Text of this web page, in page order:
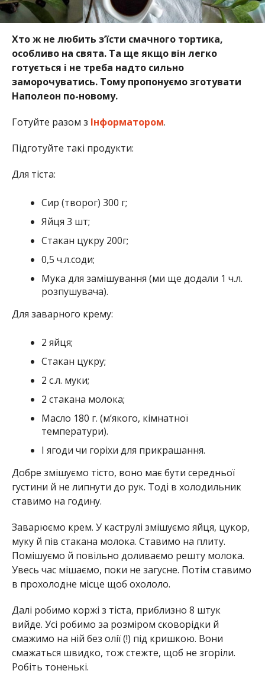
Хто ж не любить з’їсти смачного тортика,
особливо на свята. Та ще якщо він легко
готується і не треба надто сильно
заморочуватись. Тому пропонуємо зготувати
Наполеон по-новому.
Готуйте разом з Інформатором.
Підготуйте такі продукти:
Для тіста:
Сир (творог) 300 г;
Яйця 3 шт;
Стакан цукру 200г;
0,5 ч.л.соди;
Мука для замішування (ми ще додали 1 ч.л.
розпушувача).
Для заварного крему:
2 яйця;
Стакан цукру;
2 с.л. муки;
2 стакана молока;
Масло 180 г. (м’якого, кімнатної
температури).
І ягоди чи горіхи для прикрашання.
Добре змішуємо тісто, воно має бути середньої
густини й не липнути до рук. Тоді в холодильник
ставимо на годину.
Заварюємо крем. У каструлі змішуємо яйця, цукор,
муку й пів стакана молока. Ставимо на плиту.
Помішуємо й повільно доливаємо решту молока.
Увесь час мішаємо, поки не загусне. Потім ставимо
в прохолодне місце щоб охололо.
Далі робимо коржі з тіста, приблизно 8 штук
вийде. Усі робимо за розміром сковорідки й
смажимо на ній без олії (!) під кришкою. Вони
смажаться швидко, тож стежте, щоб не згоріли.
Робіть тоненькі.